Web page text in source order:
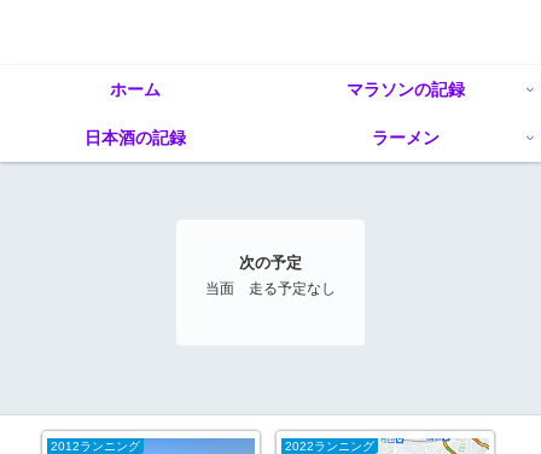
ホーム マラソンの記録
日本酒の記録 ラーメン
次の予定
当面 走る予定なし
2012ランニング 2022ランニング